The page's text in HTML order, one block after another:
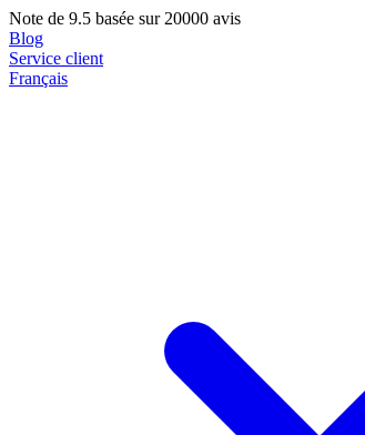
Note de 9.5 basée sur 20000 avis
Blog
Service client
Français